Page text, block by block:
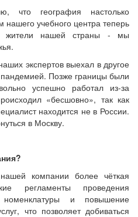
что география настолько
нашего учебного центра теперь
жители нашей страны - мы
экспертов выехал в другое
пандемией. Позже границы были
успешно работал из-за
«бесшовно», так как
находится не в России.
в Москву.
компании более чёткая
регламенты проведения
номенклатуры и повышение
что позволяет добиваться